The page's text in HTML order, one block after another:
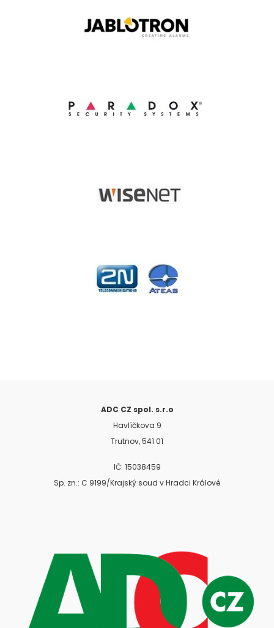
ADC CZ spol. s.r.o
Havlíčkova 9
Trutnov, 541 01
IČ: 15038459
Sp. zn.: C 9199/Krajský soud v Hradci Králové